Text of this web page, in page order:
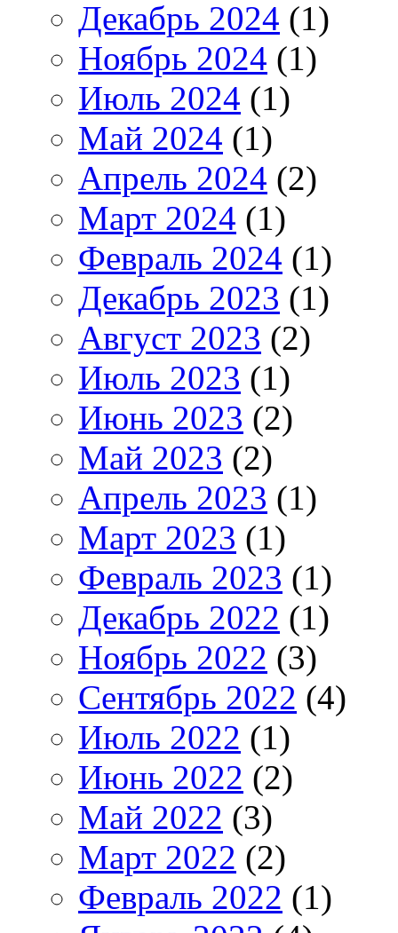
Декабрь 2024 (1)
Ноябрь 2024 (1)
Июль 2024 (1)
Май 2024 (1)
Апрель 2024 (2)
Март 2024 (1)
Февраль 2024 (1)
Декабрь 2023 (1)
Август 2023 (2)
Июль 2023 (1)
Июнь 2023 (2)
Май 2023 (2)
Апрель 2023 (1)
Март 2023 (1)
Февраль 2023 (1)
Декабрь 2022 (1)
Ноябрь 2022 (3)
Сентябрь 2022 (4)
Июль 2022 (1)
Июнь 2022 (2)
Май 2022 (3)
Март 2022 (2)
Февраль 2022 (1)